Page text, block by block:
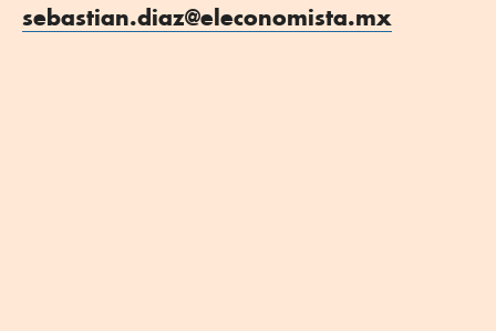
sebastian.diaz@eleconomista.mx